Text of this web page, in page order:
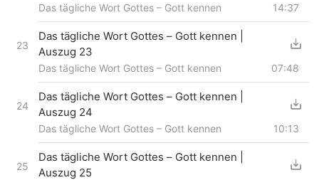
Das tägliche Wort Gottes – Gott kennen 14:37
23
Das tägliche Wort Gottes – Gott kennen |
Auszug 23
Das tägliche Wort Gottes – Gott kennen 07:48
24
Das tägliche Wort Gottes – Gott kennen |
Auszug 24
Das tägliche Wort Gottes – Gott kennen 10:13
25
Das tägliche Wort Gottes – Gott kennen |
Auszug 25